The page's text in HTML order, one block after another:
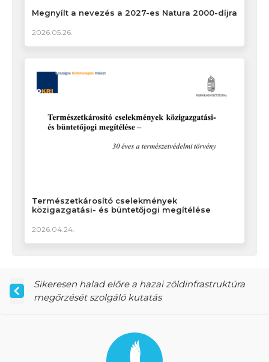
Megnyílt a nevezés a 2027-es Natura 2000-díjra
2026.05.26.
Természetkárosító cselekmények
közigazgatási- és büntetőjogi megítélése
2026.04.24.
Sikeresen halad előre a hazai zöldinfrastruktúra
megőrzését szolgáló kutatás